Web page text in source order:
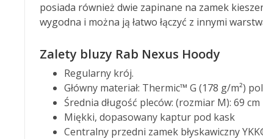
posiada również dwie zapinane na zamek
wygodna i można ją łatwo łączyć z innymi
Zalety bluzy Rab Nexus Hoody
Regularny krój.
Główny materiał: Thermic™ G (178 g/m²)
Średnia długość pleców: (rozmiar M): 69 cm
Miękki, dopasowany kaptur pod kask
Centralny przedni zamek błyskawiczny